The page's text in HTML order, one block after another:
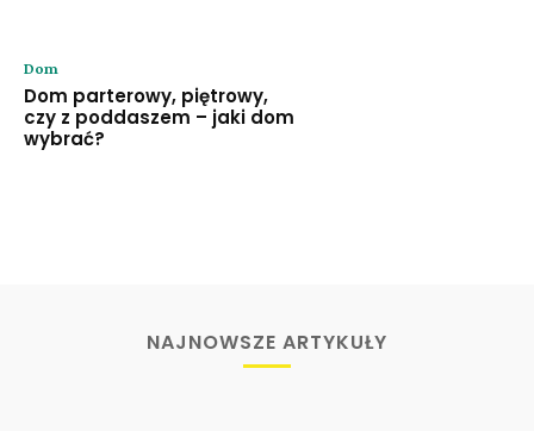
Dom
Dom parterowy, piętrowy,
czy z poddaszem – jaki dom
wybrać?
NAJNOWSZE ARTYKUŁY